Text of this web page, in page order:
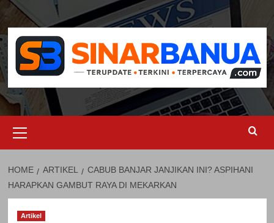
Skip
content
Menu
HOME ARTIKEL
CABUB BANJAR JANJIKAN INI? ASPIHANI
HARAPKAN GAMBUT RAYA DI MEKARKAN
Artikel